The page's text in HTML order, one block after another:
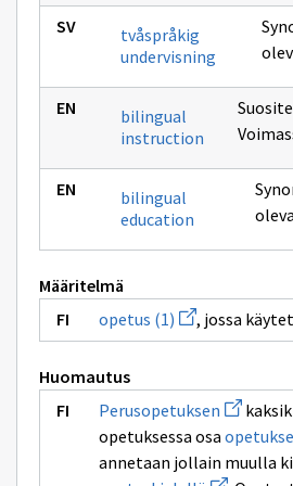
tvåspråkig
undervisning
bilingual
instruction
bilingual
education
oleva
Määritelmä
opetus (1) Avaa
uuden
ikkunan
(1)
, jossa
Huomautus
Perusopetuksen Avaa
uuden
ikkunan
sivulle
opetuksessa osa
annetaan jollain muulla